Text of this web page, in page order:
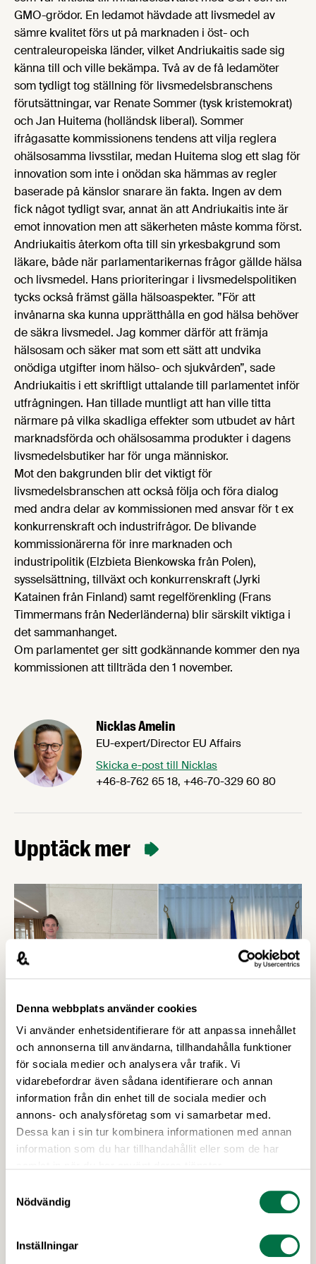
Denna webbplats använder cookies
Vi använder enhetsidentifierare för att anpassa innehållet
och annonserna till användarna, tillhandahålla funktioner
för sociala medier och analysera vår trafik. Vi
vidarebefordrar även sådana identifierare och annan
information från din enhet till de sociala medier och
annons- och analysföretag som vi samarbetar med.
Dessa kan i sin tur kombinera informationen med annan
information som du har tillhandahållit eller som de har
Nödvändig
Inställningar
GMO-grödor. En ledamot hävdade att livsmedel av
sämre kvalitet förs ut på marknaden i öst- och
centraleuropeiska länder, vilket Andriukaitis sade sig
känna till och ville bekämpa. Två av de få ledamöter
som tydligt tog ställning för livsmedelsbranschens
förutsättningar, var Renate Sommer (tysk kristemokrat)
och Jan Huitema (holländsk liberal). Sommer
ifrågasatte kommissionens tendens att vilja reglera
ohälsosamma livsstilar, medan Huitema slog ett slag för
innovation som inte i onödan ska hämmas av regler
baserade på känslor snarare än fakta. Ingen av dem
fick något tydligt svar, annat än att Andriukaitis inte är
emot innovation men att säkerheten måste komma först.
Andriukaitis återkom ofta till sin yrkesbakgrund som
läkare, både när parlamentarikernas frågor gällde hälsa
och livsmedel. Hans prioriteringar i livsmedelspolitiken
tycks också främst gälla hälsoaspekter. ”För att
invånarna ska kunna upprätthålla en god hälsa behöver
de säkra livsmedel. Jag kommer därför att främja
hälsosam och säker mat som ett sätt att undvika
onödiga utgifter inom hälso- och sjukvården”, sade
Andriukaitis i ett skriftligt uttalande till parlamentet inför
utfrågningen. Han tillade muntligt att han ville titta
närmare på vilka skadliga effekter som utbudet av hårt
marknadsförda och ohälsosamma produkter i dagens
livsmedelsbutiker har för unga människor.
Mot den bakgrunden blir det viktigt för
livsmedelsbranschen att också följa och föra dialog
med andra delar av kommissionen med ansvar för t ex
konkurrenskraft och industrifrågor. De blivande
kommissionärerna för inre marknaden och
industripolitik (Elzbieta Bienkowska från Polen),
sysselsättning, tillväxt och konkurrenskraft (Jyrki
Katainen från Finland) samt regelförenkling (Frans
Timmermans från Nederländerna) blir särskilt viktiga i
det sammanhanget.
Om parlamentet ger sitt godkännande kommer den nya
kommissionen att tillträda den 1 november.
Nicklas Amelin
EU-expert/Director EU Affairs
Skicka e-post till Nicklas
+46-8-762 65 18, +46-70-329 60 80
Upptäck mer
Konkurrenskraft och förenkling i fokus
inför Irlands EU-ordförandeskap –
Livsmedelsföretagen
24 APRIL 2026
EU är inte bara vår största marknad. Ungefär 95
kommer från Bryssel. Snart tar Irland över EU-
ordförandeskapet, och för att få reda på vilka
vår EU-expert Alexander Castwall. Alexander
Castwall: När jag nyligen reste till Dublin för att ta